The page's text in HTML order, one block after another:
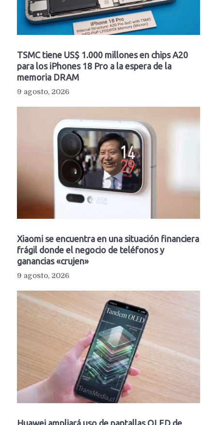
TSMC tiene US$ 1.000 millones en chips A20
para los iPhones 18 Pro a la espera de la
memoria DRAM
9 agosto, 2026
Xiaomi se encuentra en una situación financiera
frágil donde el negocio de teléfonos y
ganancias «crujen»
9 agosto, 2026
Huawei ampliará uso de pantallas OLED de